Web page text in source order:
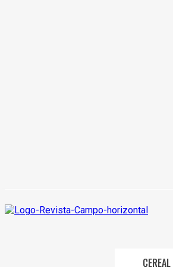
CEREAL